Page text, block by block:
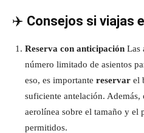
✈️ Consejos si viajas
Reserva con anticipación Las
número limitado de asientos
eso, es importante reservar el
suficiente antelación.
aerolínea sobre el tamaño y el
permitidos.